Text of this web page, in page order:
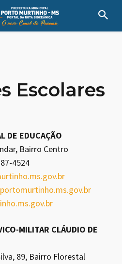
Escolares
DE EDUCAÇÃO
Bairro Centro
4524
MILITAR CLÁUDIO DE
89, Bairro Florestal